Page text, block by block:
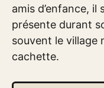
amis d’enfance, il
présente durant
souvent le village
cachette.